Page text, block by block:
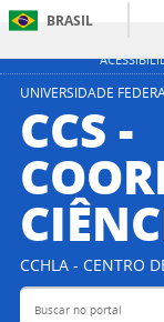
BRASIL
UNIVERSIDADE
CCS -
CCHLA - CENTRO
Buscar no portal